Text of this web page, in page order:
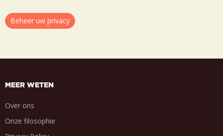
Beheer uw privacy
MEER WETEN
Over ons
Onze filosophie